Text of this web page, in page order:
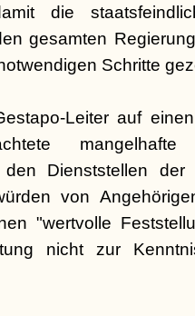
die
gesamten
Schritte
Leiter auf
mangelhafte
den Dienststellen
von
"wertvolle
nicht zur